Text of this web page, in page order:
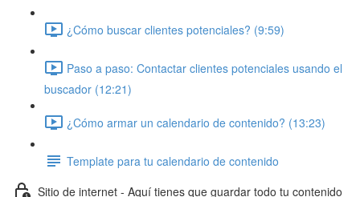
¿Cómo buscar clientes potenciales? (9:59)
Paso a paso: Contactar clientes potenciales usando el
buscador (12:21)
¿Cómo armar un calendario de contenido? (13:23)
Template para tu calendario de contenido
Sitio de internet - Aquí tienes que guardar todo tu contenido